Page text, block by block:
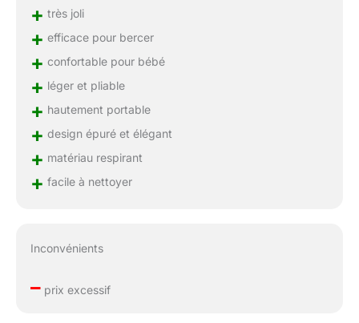
+ très joli
+ efficace pour bercer
+ confortable pour bébé
+ léger et pliable
+ hautement portable
+ design épuré et élégant
+ matériau respirant
+ facile à nettoyer
Inconvénients
–prix excessif